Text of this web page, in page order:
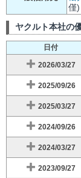
僅)
ヤクルト本社の
日付
2026/03/27
2025/09/26
2025/03/27
2024/09/26
2024/03/27
2023/09/27